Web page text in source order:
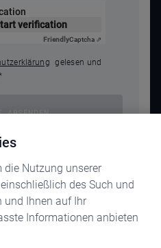
verification
FriendlyCaptcha ⇗
gelesen und
ABSENDEN
die Nutzung unserer
des Such und
und Ihnen auf Ihr
Informationen anbieten